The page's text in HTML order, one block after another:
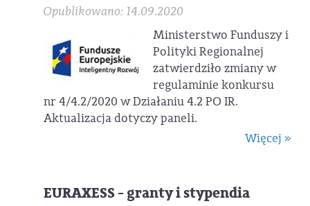
Opublikowano: 14.09.2020
Ministerstwo Funduszy i
Polityki Regionalnej
zatwierdziło zmiany w
regulaminie konkursu
nr 4/4.2/2020 w Działaniu 4.2 PO IR.
Aktualizacja dotyczy paneli.
Więcej »
EURAXESS - granty i stypendia